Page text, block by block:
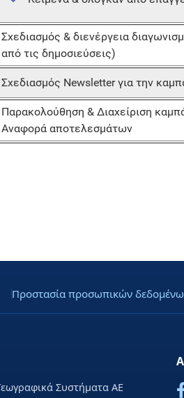
Σχεδιασμός & διενέργεια
από τις δημοσιεύσεις)
Σχεδιασμός Newsletter για την
Παρακολούθηση & Διαχείριση
Αναφορά αποτελεσμάτων
Προστασία προσωπικών
Συστήματα ΑΕ